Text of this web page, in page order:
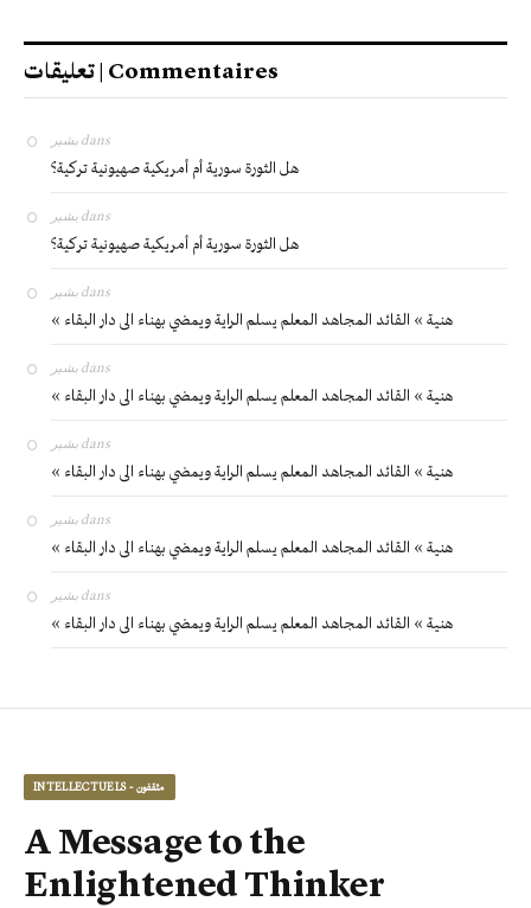
تعليقات | Commentaires
بشير dans
هل الثورة سورية أم أمريكية صهيونية تركية؟
بشير dans
هل الثورة سورية أم أمريكية صهيونية تركية؟
بشير dans
« هنية » القائد المجاهد المعلم يسلم الراية ويمضي بهناء الى دار البقاء
بشير dans
« هنية » القائد المجاهد المعلم يسلم الراية ويمضي بهناء الى دار البقاء
بشير dans
« هنية » القائد المجاهد المعلم يسلم الراية ويمضي بهناء الى دار البقاء
بشير dans
« هنية » القائد المجاهد المعلم يسلم الراية ويمضي بهناء الى دار البقاء
بشير dans
« هنية » القائد المجاهد المعلم يسلم الراية ويمضي بهناء الى دار البقاء
INTELLECTUELS - مثقفون
A Message to the
Enlightened Thinker